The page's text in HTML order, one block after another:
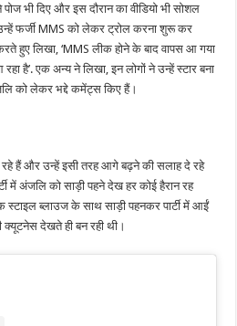
भी दिए और इस दौरान का वीडियो भी सोशल
फर्जी MMS को लेकर ट्रोल करना शुरू कर
हुए लिखा, ‘MMS लीक होने के बाद वापस आ गया
रहा है’. एक अन्य ने लिखा, इन लोगों ने उन्हें स्टार बना
को लेकर भद्दे कमेंट्स किए हैं।
हैं और उन्हें इसी तरह आगे बढ़ने की सलाह दे रहे
में अंजलि को साड़ी पहने देख हर कोई हैरान रह
ब्लाउज के साथ साड़ी पहनकर पार्टी में आईं
देखते ही बन रही थी।